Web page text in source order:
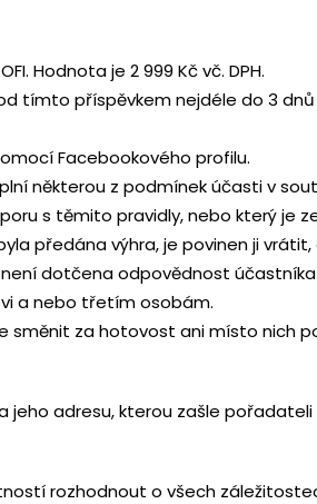
Hodnota je 2 999 Kč vč. DPH.
tímto příspěvkem nejdéle do 3
Facebookového profilu.
některou z podmínek účasti v
s těmito pravidly, nebo který je
předána výhra, je povinen ji
dotčena odpovědnost
a nebo třetím osobám.
směnit za hotovost ani místo nich
jeho adresu, kterou zašle pořadateli
rozhodnout o všech